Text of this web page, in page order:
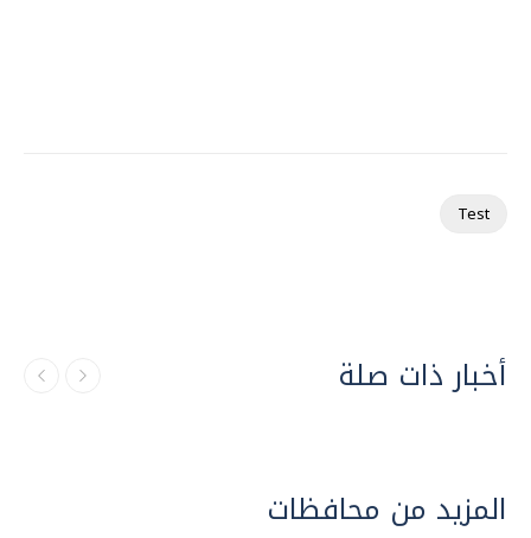
Test
أخبار ذات صلة
المزيد من محافظات